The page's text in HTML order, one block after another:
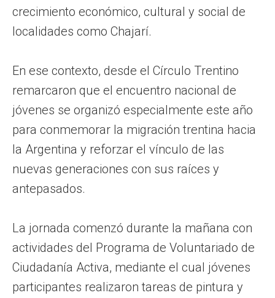
crecimiento económico, cultural y social de
localidades como Chajarí.
En ese contexto, desde el Círculo Trentino
remarcaron que el encuentro nacional de
jóvenes se organizó especialmente este año
para conmemorar la migración trentina hacia
la Argentina y reforzar el vínculo de las
nuevas generaciones con sus raíces y
antepasados.
La jornada comenzó durante la mañana con
actividades del Programa de Voluntariado de
Ciudadanía Activa, mediante el cual jóvenes
participantes realizaron tareas de pintura y